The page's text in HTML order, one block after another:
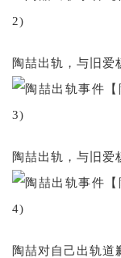
陶喆出轨，与旧爱
陶喆出轨，与旧爱
陶喆对自己出轨道